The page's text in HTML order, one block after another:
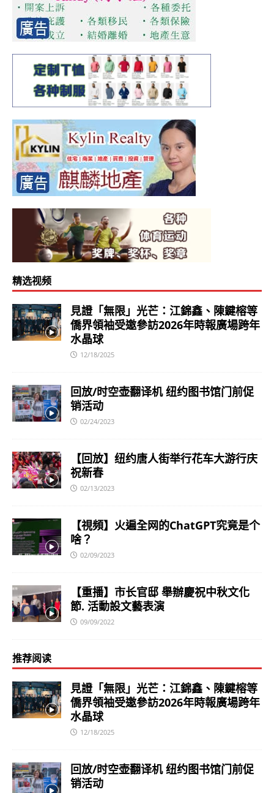
精选视频
見證「無限」光芒：江錦鑫、陳鍵榕等
僑界領袖受邀參訪2026年時報廣場跨年
水晶球
12/18/2025
回放/时空壶翻译机 纽约图书馆门前促
销活动
02/24/2023
【回放】纽约唐人街举行花车大游行庆
祝新春
02/13/2023
【視頻】火遍全网的ChatGPT究竟是个
啥？
02/09/2023
【重播】市长官邸 舉辦慶祝中秋文化
節. 活動設文藝表演
09/09/2022
推荐阅读
見證「無限」光芒：江錦鑫、陳鍵榕等
僑界領袖受邀參訪2026年時報廣場跨年
水晶球
12/18/2025
回放/时空壶翻译机 纽约图书馆门前促
销活动